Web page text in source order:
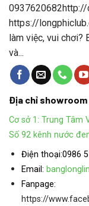
0937620682http://
https://
làm việc, vui
và...
Địa chỉ showroom
Cơ sở 1: Trung Tâm
Số 92 kênh nước
Điện thoại:0986
Email:
Fanpage:
https://